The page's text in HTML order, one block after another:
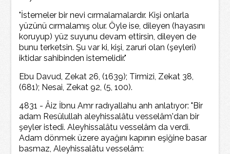
"İstemeler bir nevi cırmalamalardır. Kişi onlarla
yüzünü cırmalamış olur. Öyle ise, dileyen (hayasını
koruyup) yüz suyunu devam ettirsin, dileyen de
bunu terketsin. Şu var ki, kişi, zaruri olan (şeyleri)
iktidar sahibinden istemelidir."
Ebu Davud, Zekat 26, (1639); Tirmizi, Zekat 38,
(681); Nesai, Zekat 92, (5, 100).
4831 - Âiz İbnu Amr radıyallahu anh anlatıyor: "Bir
adam Resûlullah aleyhissalâtu vesselâm'dan bir
şeyler istedi. Aleyhissalâtu vesselâm da verdi.
Adam dönmek üzere ayağını kapının eşiğine basar
basmaz, Aleyhissalâtu vesselâm: